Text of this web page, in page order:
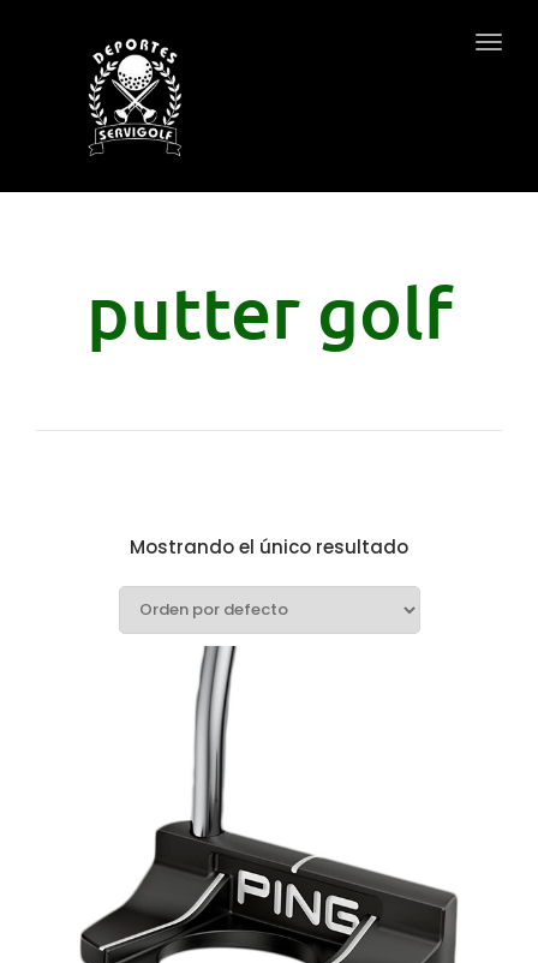
putter golf
Mostrando el único resultado